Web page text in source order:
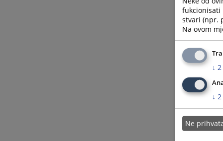
fukcionisati
stvari (npr.
Na ovom
↓ 2
↓ 2
Ne